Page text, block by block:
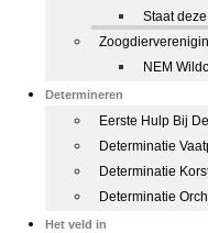
Staat
NEM
Determineren
Eerste Hulp Bij
Determinatie
Determinatie
Determinatie
Het veld in